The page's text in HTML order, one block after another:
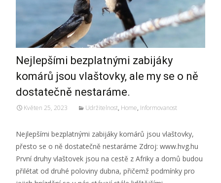
Nejlepšími bezplatnými zabijáky
komárů jsou vlaštovky, ale my se o ně
dostatečně nestaráme.
Květen 25, 2023 Udržitelnost, Home, Informovanost
Nejlepšími bezplatnými zabijáky komárů jsou vlaštovky,
přesto se o ně dostatečně nestaráme Zdroj: www.hvg.hu
První druhy vlaštovek jsou na cestě z Afriky a domů budou
přilétat od druhé poloviny dubna, přičemž podmínky pro